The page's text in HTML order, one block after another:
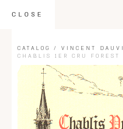
CLOSE
CATALOG / VINCENT
CHABLIS 1ER CRU FOREST